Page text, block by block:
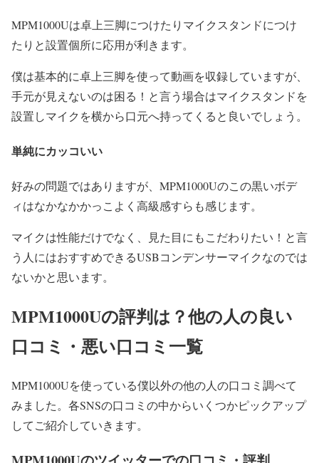
MPM1000Uは卓上三脚につけたりマイクスタンドにつけ
たりと設置個所に応用が利きます。
僕は基本的に卓上三脚を使って動画を収録していますが、
手元が見えないのは困る！と言う場合はマイクスタンドを
設置しマイクを横から口元へ持ってくると良いでしょう。
単純にカッコいい
好みの問題ではありますが、MPM1000Uのこの黒いボデ
ィはなかなかかっこよく高級感すらも感じます。
マイクは性能だけでなく、見た目にもこだわりたい！と言
う人にはおすすめできるUSBコンデンサーマイクなのでは
ないかと思います。
MPM1000Uの評判は？他の人の良い
口コミ・悪い口コミ一覧
MPM1000Uを使っている僕以外の他の人の口コミ調べて
みました。各SNSの口コミの中からいくつかピックアップ
してご紹介していきます。